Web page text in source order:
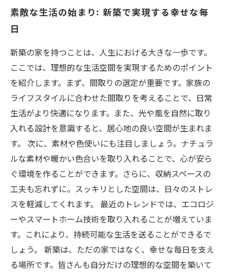
素敵な生活の始まり: 新築で実現する幸せな毎
日
新築の家を持つことは、人生における大きな一歩です。
ここでは、理想的な生活空間を実現するためのポイント
を紹介します。まず、間取りの選定が重要です。家族の
ライフスタイルに合わせた間取りを考えることで、日常
生活がより快適になります。また、光や風を自然に取り
入れる設計を意識すると、居心地の良い空間が生まれま
す。 次に、素材や色使いにも注目しましょう。ナチュラ
ルな素材や暖かい色合いを取り入れることで、心が安ら
ぐ環境を作ることができます。さらに、収納スペースの
工夫も忘れずに。スッキリとした空間は、日々のストレ
スを軽減してくれます。 最近のトレンドでは、エコロジ
ーやスマートホーム技術を取り入れることが増えていま
す。これにより、持続可能な生活を送ることができるで
しょう。 新築は、ただの家ではなく、幸せな毎日を支え
る場所です。皆さんも自分だけの理想的な空間を築いて